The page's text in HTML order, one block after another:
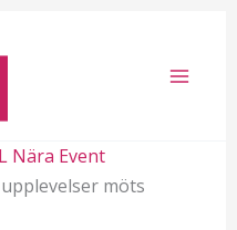
Nära Event
möts